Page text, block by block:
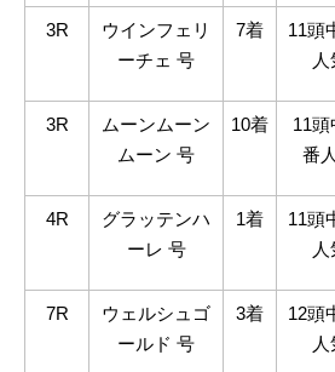
3R
ウインフェリ
ーチェ 号
7着 11頭
人
3R
ムーンムーン
ムーン 号
10着 11頭
番
4R
グラッテンハ
ーレ 号
1着 11頭
人
7R
ウェルシュゴ
ールド 号
3着 12頭
人